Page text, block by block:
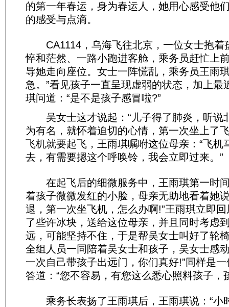
的第一年春运，身为春运人，她用心感受他
的感受与点滴。
CA1114，乌海飞往北京，一位女士抱着
悴和茫然、一路小跑进客舱，乘务员赶忙上
导她走向座位。女士一阵慌乱，乘务员王雨
急。”看见孩子一直呈现虚弱的状态，加上最
琪问道：“是不是孩子感冒啦?”
吴女士这才说起：“儿子得了肺炎，听说
为有名，就怀着迫切的心情，第一次坐上了
飞机就要起飞，王雨琪嘱咐这位母亲：“飞机
去，有需要摁这个呼唤铃，我会立即过来。”
在起飞后的细微服务中，王雨琪第一时
着孩子微微发红的小脸，母亲无助地看着她
退，第一次坐飞机，怎么办啊!”王雨琪立即
了些许冰块，送给这位母亲，并且同时考虑
远，可能坚持不住，于是帮吴女士叫好了轮
全组人员一同陪着吴女士和孩子，吴女士感
一次自己带孩子出远门，你们真好!”同样是
答道：“您不容易，有您这么悉心照料孩子，
乘务长表扬了王雨琪后，王雨琪说：“小